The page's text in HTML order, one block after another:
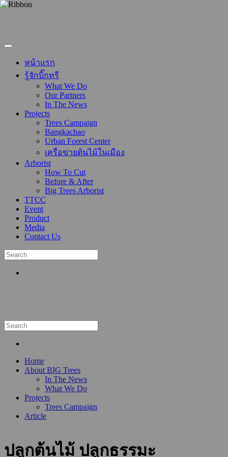
หน้าแรก
รู้จักบิ๊กทรี
What We Do
Our Partners
In The News
Projects
Trees Campaign
Bangkachao
Urban Forest Center
เครื่อข่ายต้นไม้ในเมือง
Arborist
How To Cut
Before & After
Big Trees Arborist
TTCC
Event
Product
Media
Contact Us
Home
About BIG Trees
In The News
What We Do
Projects
Trees Campaign
Article
ปลูกต้นไม้ ปลูกธรรมะ